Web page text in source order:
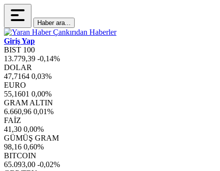
Haber ara...
Giriş Yap
BIST 100
13.779,39 -0,14%
DOLAR
47,7164 0,03%
EURO
55,1601 0,00%
GRAM ALTIN
6.660,96 0,01%
FAİZ
41,30 0,00%
GÜMÜŞ GRAM
98,16 0,60%
BITCOIN
65.093,00 -0,02%